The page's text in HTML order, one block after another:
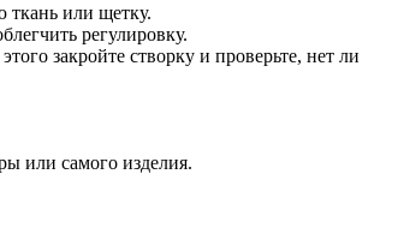
ткань или щетку.
регулировку.
закройте створку и проверьте, нет ли
или самого изделия.